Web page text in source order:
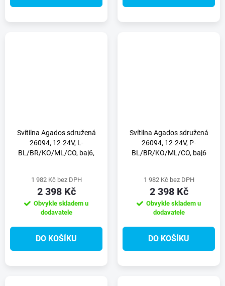
Svítilna Agados sdružená
26094, 12-24V, L-
BL/BR/KO/ML/CO, baj6,
1 982 Kč bez DPH
2 398 Kč
Obvykle skladem u
dodavatele
DO KOŠÍKU
Svítilna Agados sdružená
26094, 12-24V, P-
BL/BR/KO/ML/CO, baj6
1 982 Kč bez DPH
2 398 Kč
Obvykle skladem u
dodavatele
DO KOŠÍKU